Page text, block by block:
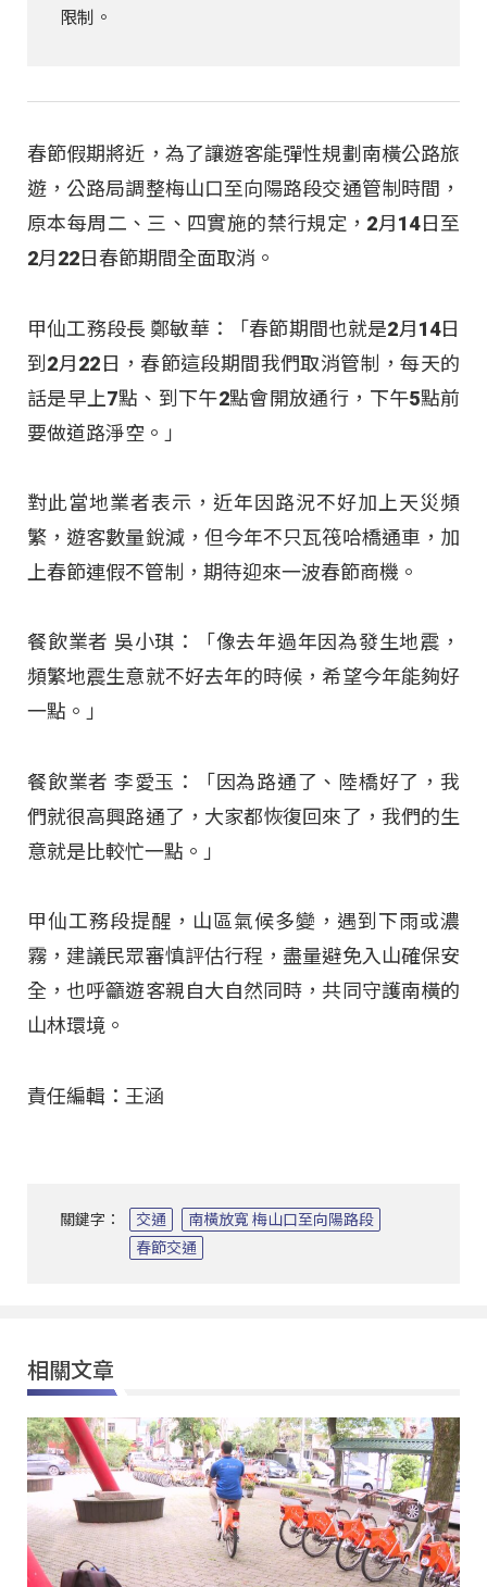
限制。
春節假期將近，為了讓遊客能彈性規劃南橫公路旅
遊，公路局調整梅山口至向陽路段交通管制時間，
原本每周二、三、四實施的禁行規定，2月14日至
2月22日春節期間全面取消。
甲仙工務段長 鄭敏華：「春節期間也就是2月14日
到2月22日，春節這段期間我們取消管制，每天的
話是早上7點、到下午2點會開放通行，下午5點前
要做道路淨空。」
對此當地業者表示，近年因路況不好加上天災頻
繁，遊客數量銳減，但今年不只瓦筏哈橋通車，加
上春節連假不管制，期待迎來一波春節商機。
餐飲業者 吳小琪：「像去年過年因為發生地震，
頻繁地震生意就不好去年的時候，希望今年能夠好
一點。」
餐飲業者 李愛玉：「因為路通了、陸橋好了，我
們就很高興路通了，大家都恢復回來了，我們的生
意就是比較忙一點。」
甲仙工務段提醒，山區氣候多變，遇到下雨或濃
霧，建議民眾審慎評估行程，盡量避免入山確保安
全，也呼籲遊客親自大自然同時，共同守護南橫的
山林環境。
責任編輯：王涵
關鍵字： 交通
南橫放寬 梅山口至向陽路段
春節交通
相關文章